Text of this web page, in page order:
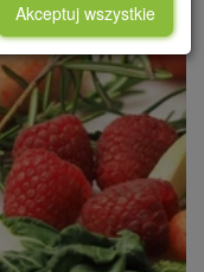
Akceptuj wszystkie